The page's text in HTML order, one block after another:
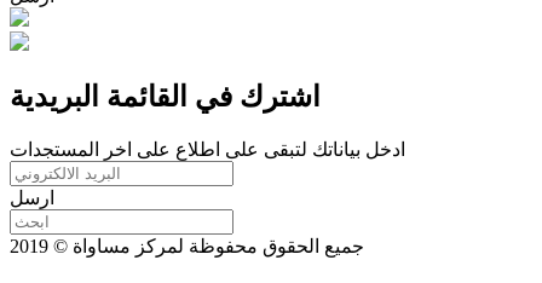
اشترك في القائمة البريدية
ادخل بياناتك لتبقى على اطلاع على اخر المستجدات
ارسل
جميع الحقوق محفوظة لمركز مساواة © 2019